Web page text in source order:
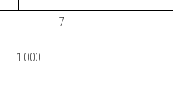
7
1.000